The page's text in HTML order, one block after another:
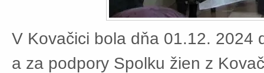
V Kovačici bola dňa 01.12. 2024
a za podpory Spolku žien z